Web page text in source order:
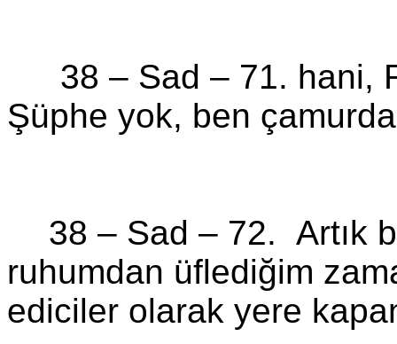
38 – Sad – 71. hani,
Şüphe yok, ben
38 – Sad – 72. Artık
ruhumdan üflediğim
ediciler olarak yere